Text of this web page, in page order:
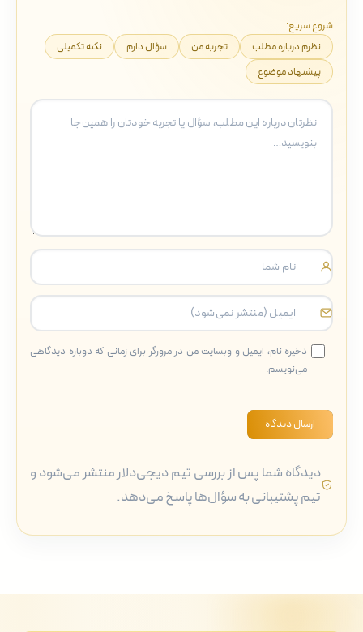
شروع سریع:
نظرم درباره مطلب
تجربه من سؤال دارم
نکته تکمیلی
پیشنهاد موضوع
ذخیره نام، ایمیل و وبسایت من در مرورگر برای زمانی که دوباره دیدگاهی
می‌نویسم.
ارسال دیدگاه
دیدگاه شما پس از بررسی تیم دیجی‌دلار منتشر می‌شود و
تیم پشتیبانی به سؤال‌ها پاسخ می‌دهد.